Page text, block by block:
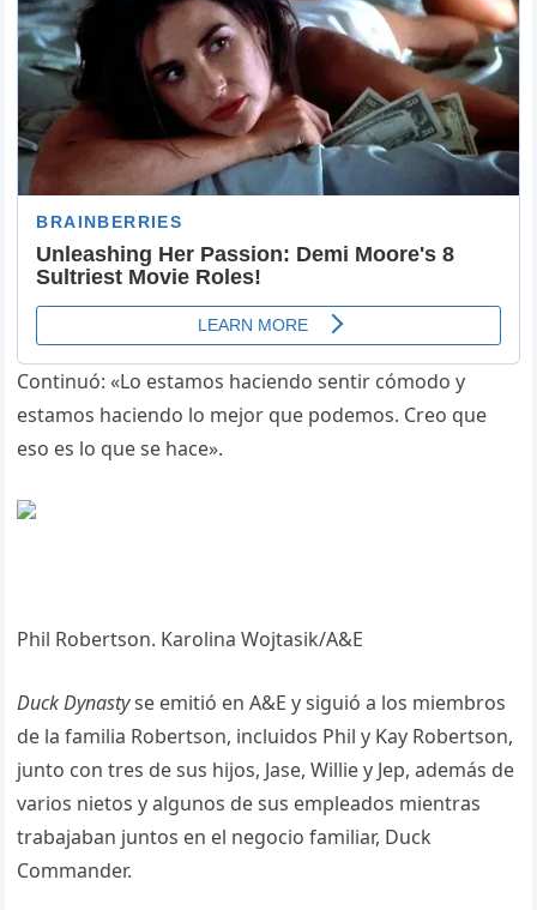
Continuó: «Lo estamos haciendo sentir cómodo y
estamos haciendo lo mejor que podemos. Creo que
eso es lo que se hace».
Phil Robertson. Karolina Wojtasik/A&E
Duck Dynastyse emitió en A&E y siguió a los miembros
de la familia Robertson, incluidos Phil y Kay Robertson,
junto con tres de sus hijos, Jase, Willie y Jep, además de
varios nietos y algunos de sus empleados mientras
trabajaban juntos en el negocio familiar, Duck
Commander.